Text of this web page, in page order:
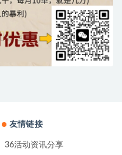
友情链接
36活动资讯分享